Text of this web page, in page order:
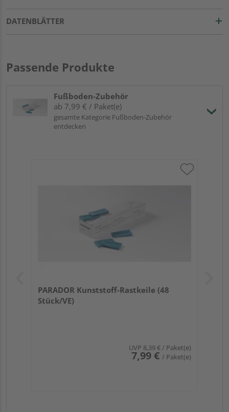
DATENBLÄTTER
Passende Produkte
Fußboden-Zubehör
ab 7,99 € / Paket(e)
gesamte Kategorie Fußboden-Zubehör
entdecken
PARADOR Kunststoff-Rastkeile (48
Stück/VE)
UVP 8,39 €/ Paket(e)
7,99 € / Paket(e)